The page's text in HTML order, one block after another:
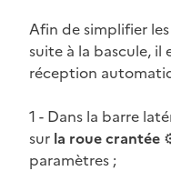
Afin de simplifier
suite à la bascule, il
réception
1 - Dans la barre
sur la roue crantée
paramètres ;